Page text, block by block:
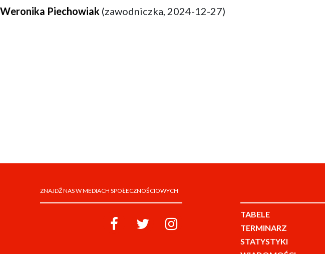
Weronika Piechowiak (zawodniczka, 2024-12-27)
ZNAJDŹ NAS W MEDIACH SPOŁECZNOŚCIOWYCH
TABELE
TERMINARZ
STATYSTYKI